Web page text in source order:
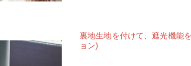
裏地生地を付けて、遮光機能
ョン)